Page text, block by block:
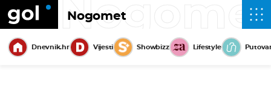
Nogomet
Dnevnik.hr Vijesti Showbizz Lifestyle